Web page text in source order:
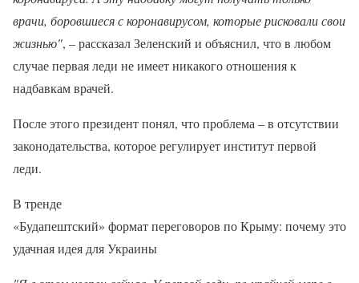
врачи, боровшиеся с коронавирусом, которые рисковали свои
жизнью", – рассказал Зеленский и объяснил, что в любом
случае первая леди не имеет никакого отношения к
надбавкам врачей.
После этого президент понял, что проблема – в отсутствии
законодательства, которое регулирует институт первой
леди.
В тренде
«Будапештский» формат переговоров по Крыму: почему это
удачная идея для Украины